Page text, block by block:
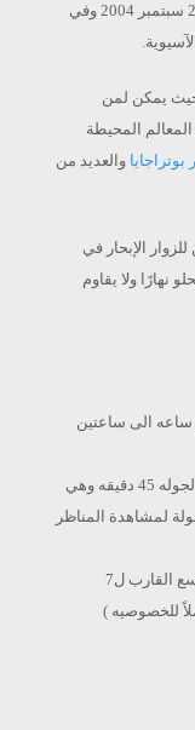
الزائر العربي حيث تم افتتاح هذه البحيرة في 26 سبتمبر 2004 وفي
حيث يمكن لمن
المعالم المحيطة
والعديد من
الإبحار في
نهارًا ولا يقاوم
ساعه الى ساعتين
2 – رحلة على الزورق لمشاهدة المدينه. (مدة الجوله 45 دقيقه وهي
في جولة لمشاهدة المناظر
3 – قوارب الجندول. ( مدة الجولة 25 دقيقة ويتسع القارب ل7
للخصوصيه )